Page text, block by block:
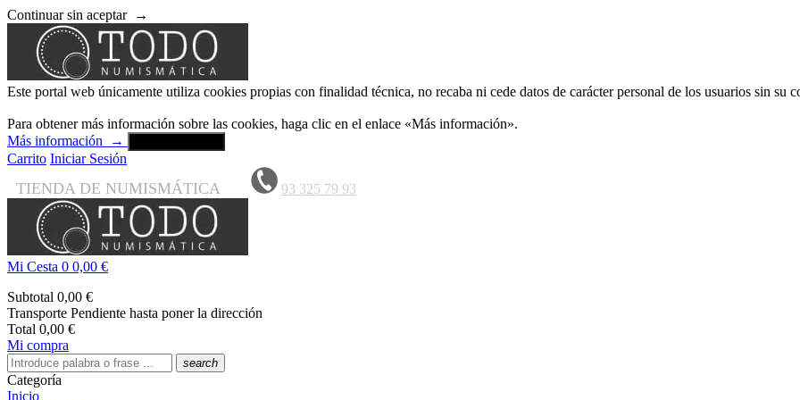
Continuar sin aceptar →
Este portal web únicamente utiliza cookies propias con finalidad técnica, no recaba ni cede datos de carácter personal de los usuarios sin su
Para obtener más información sobre las cookies, haga clic en el enlace «Más información».
Más información
→
Carrito Iniciar Sesión
TIENDA DE NUMISMÁTICA 93 325 79 93
Mi Cesta 0 0,00 €
Subtotal 0,00 €
Transporte Pendiente hasta poner la dirección
Total 0,00 €
Mi compra
search
Categoría
Inicio